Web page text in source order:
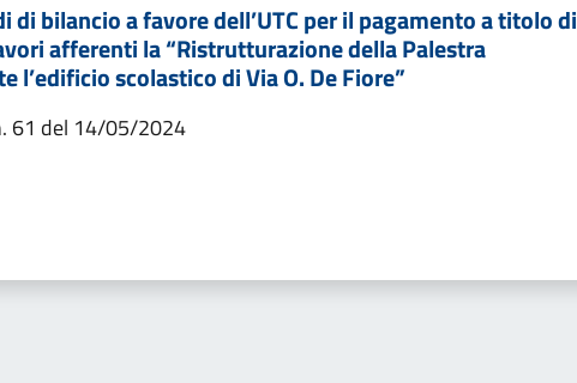
di bilancio a favore dell’UTC per il pagamento a titolo di
afferenti la “Ristrutturazione della Palestra
l’edificio scolastico di Via O. De Fiore”
61 del 14/05/2024